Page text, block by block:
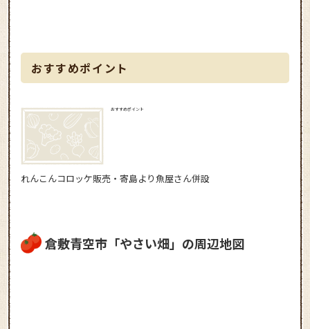
おすすめポイント
おすすめポイント
れんこんコロッケ販売・寄島より魚屋さん併設
倉敷青空市「やさい畑」の周辺地図